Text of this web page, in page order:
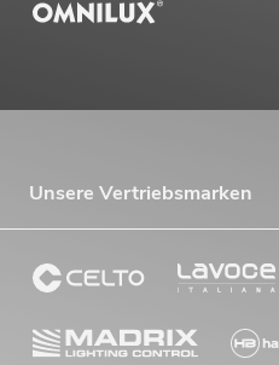
Unsere Vertriebsmarken